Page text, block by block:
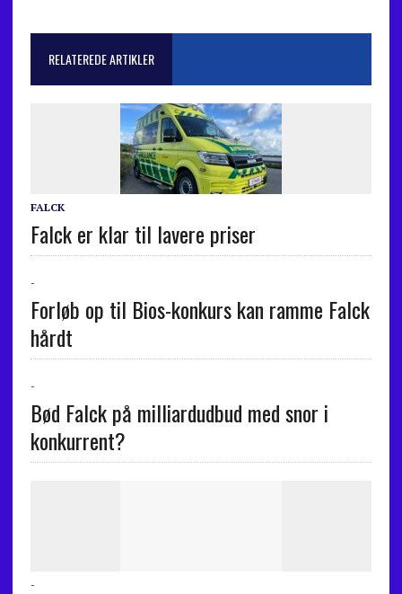
RELATEREDE ARTIKLER
FALCK
Falck er klar til lavere priser
-
Forløb op til Bios-konkurs kan ramme Falck
hårdt
-
Bød Falck på milliardudbud med snor i
konkurrent?
-